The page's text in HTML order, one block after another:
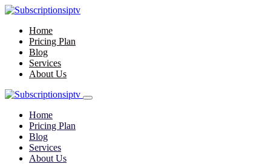
Home
Pricing Plan
Blog
Services
About Us
Home
Pricing Plan
Blog
Services
About Us